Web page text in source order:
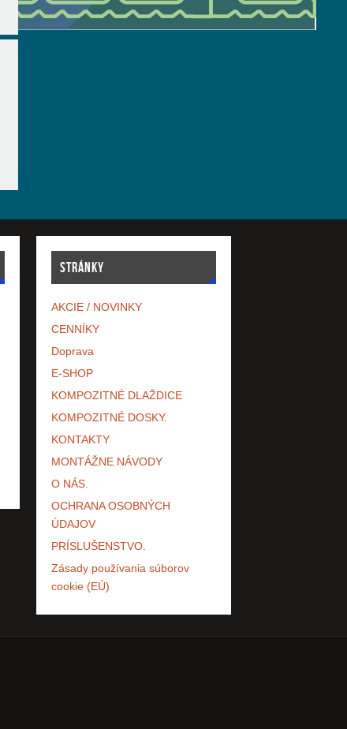
STRÁNKY
AKCIE / NOVINKY
CENNÍKY
Doprava
E-SHOP
KOMPOZITNÉ DLAŽDICE
KOMPOZITNÉ DOSKY.
KONTAKTY
MONTÁŽNE NÁVODY
O NÁS.
OCHRANA OSOBNÝCH
ÚDAJOV
PRÍSLUŠENSTVO.
Zásady používania súborov
cookie (EÚ)